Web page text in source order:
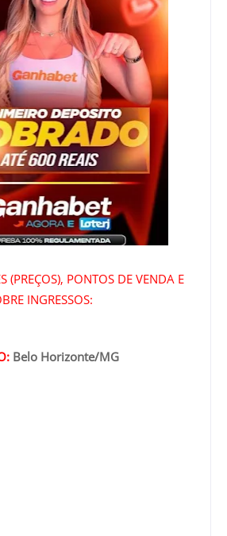
(PREÇOS), PONTOS DE VENDA E
INGRESSOS:
Belo Horizonte/MG